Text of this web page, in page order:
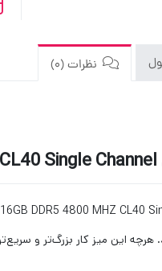
نظرات (0)
این میز کار بزرگ‌تر و